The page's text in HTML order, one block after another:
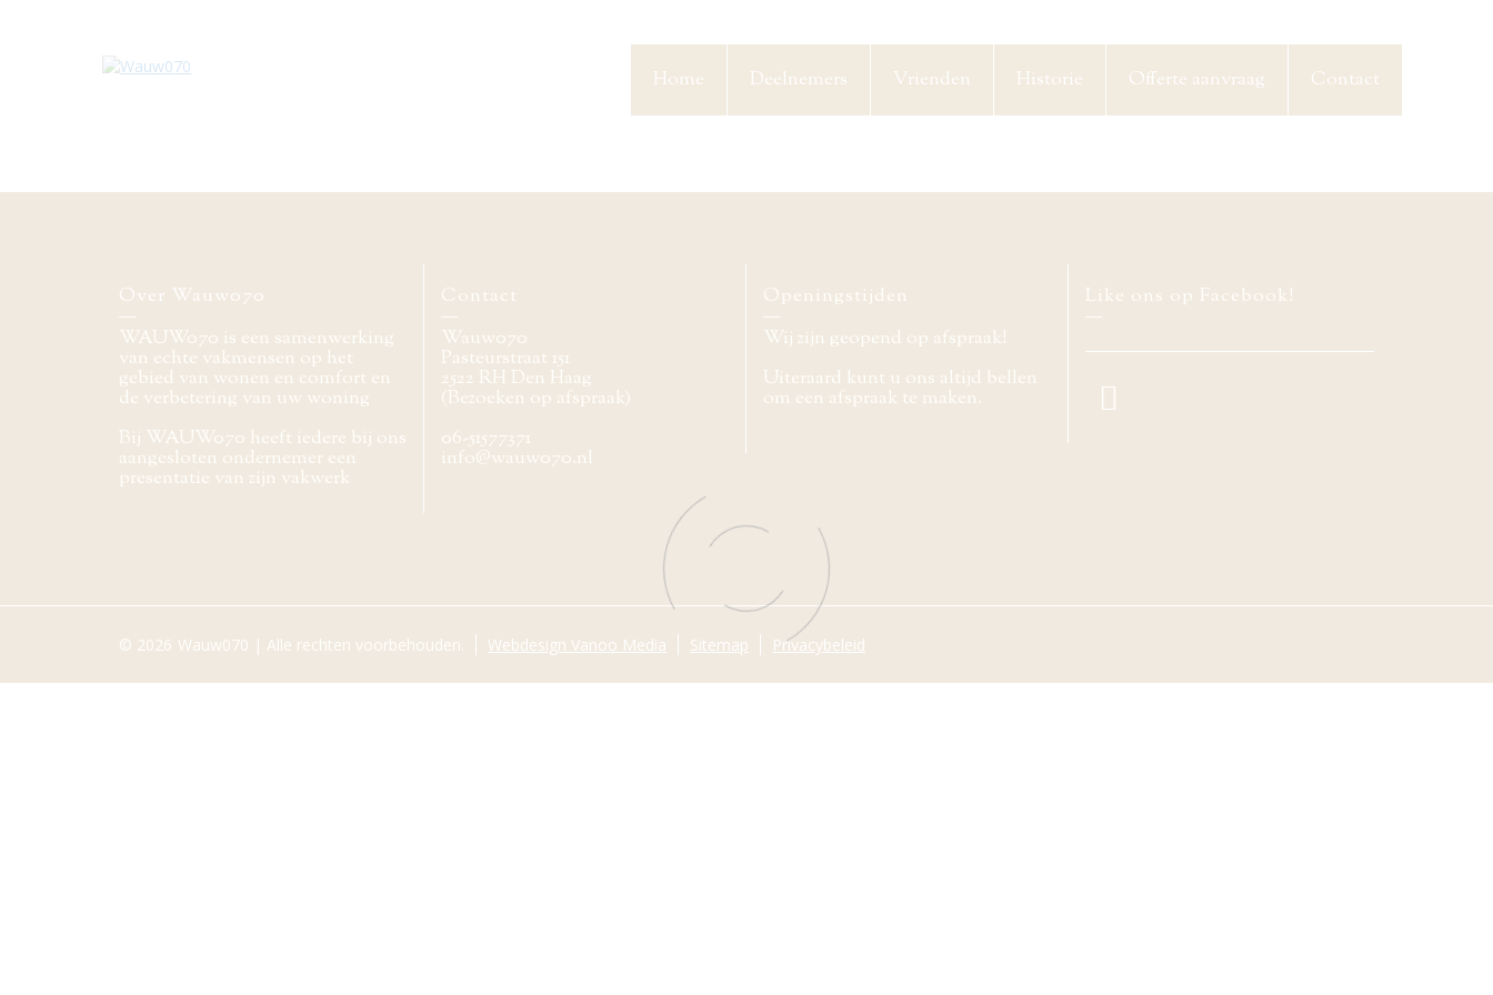
Home Deelnemers Vrienden Historie Offerte aanvraag Contact
Over Wauw070
WAUW070 is een samenwerking
van echte vakmensen op het
gebied van wonen en comfort en
de verbetering van uw woning
Bij WAUW070 heeft iedere bij ons
aangesloten ondernemer een
presentatie van zijn vakwerk
Contact
Wauw070
Pasteurstraat 151
2522 RH Den Haag
(Bezoeken op afspraak)
06-51577371
info@wauw070.nl
Openingstijden
Wij zijn geopend op afspraak!
Uiteraard kunt u ons altijd bellen
om een afspraak te maken.
Like ons op Facebook!
© 2026 Wauw070 | Alle rechten voorbehouden. Webdesign Vanoo Media Sitemap Privacybeleid